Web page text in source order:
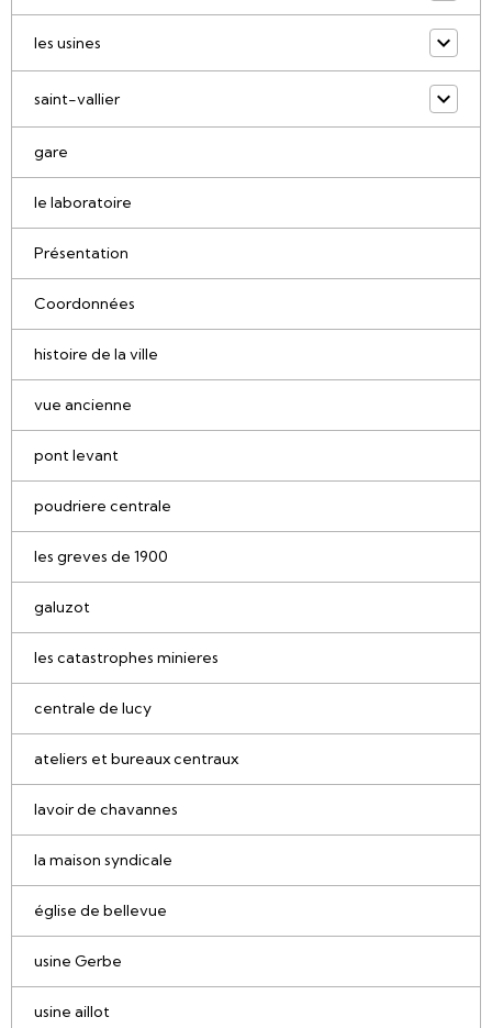
les usines
saint-vallier
gare
le laboratoire
Présentation
Coordonnées
histoire de la ville
vue ancienne
pont levant
poudriere centrale
les greves de 1900
galuzot
les catastrophes minieres
centrale de lucy
ateliers et bureaux centraux
lavoir de chavannes
la maison syndicale
église de bellevue
usine Gerbe
usine aillot